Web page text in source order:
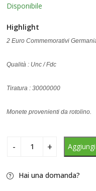
Disponibile
Highlight
2 Euro Commemorativi
Qualità : Unc / Fdc
Tiratura : 30000000
Monete provenienti da rotolino.
Hai una domanda?